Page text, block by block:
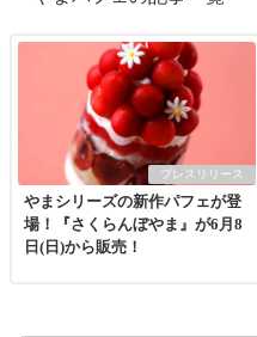
プレスリリース
やまシリーズの新作パフェが登
場！『さくらんぼやま』が6月8
日(日)から販売！